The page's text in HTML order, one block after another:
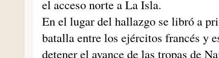
el acceso norte a La Isla.
En el lugar del hallazgo se libró a
batalla entre los ejércitos francés y
detener el avance de las tropas de